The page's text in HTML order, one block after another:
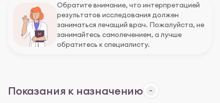
Обратите внимание, что интерпретацией
результатов исследования должен
заниматься лечащий врач. Пожалуйста, не
занимайтесь самолечением, а лучше
обратитесь к специалисту.
Показания к назначению